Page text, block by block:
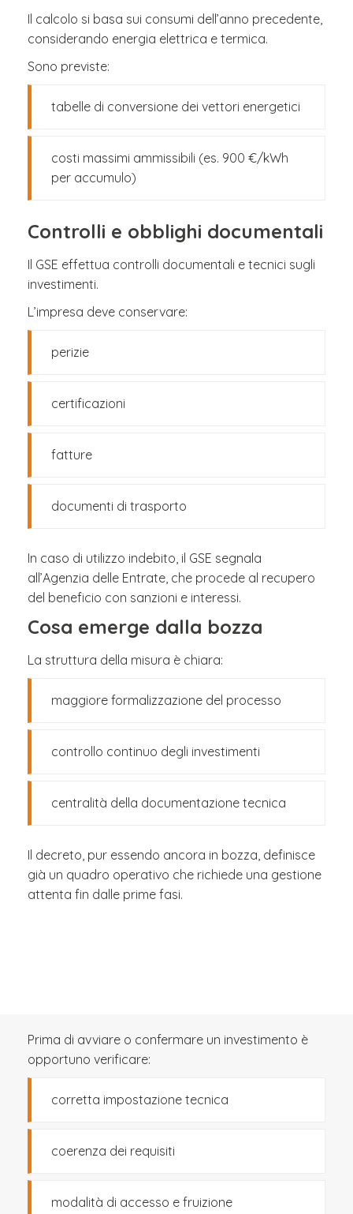
Il calcolo si basa sui consumi dell’anno precedente,
considerando energia elettrica e termica.
Sono previste:
tabelle di conversione dei vettori energetici
costi massimi ammissibili (es. 900 €/kWh
per accumulo)
Controlli e obblighi documentali
Il GSE effettua controlli documentali e tecnici sugli
investimenti.
L’impresa deve conservare:
perizie
certificazioni
fatture
documenti di trasporto
In caso di utilizzo indebito, il GSE segnala
all’Agenzia delle Entrate, che procede al recupero
del beneficio con sanzioni e interessi.
Cosa emerge dalla bozza
La struttura della misura è chiara:
maggiore formalizzazione del processo
controllo continuo degli investimenti
centralità della documentazione tecnica
Il decreto, pur essendo ancora in bozza, definisce
già un quadro operativo che richiede una gestione
attenta fin dalle prime fasi.
Prima di avviare o confermare un investimento è
opportuno verificare:
corretta impostazione tecnica
coerenza dei requisiti
modalità di accesso e fruizione